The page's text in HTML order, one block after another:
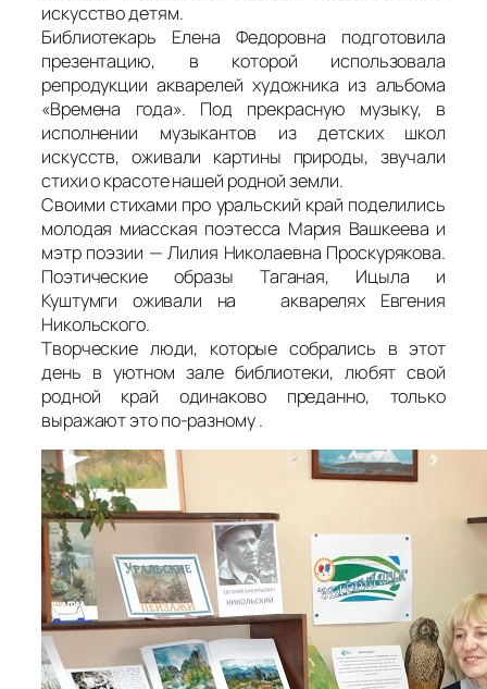
искусство детям.
Библиотекарь Елена Федоровна подготовила
презентацию, в которой использовала
репродукции акварелей художника из альбома
«Времена года». Под прекрасную музыку, в
исполнении музыкантов из детских школ
искусств, оживали картины природы, звучали
стихи о красоте нашей родной земли.
Своими стихами про уральский край поделились
молодая миасская поэтесса Мария Вашкеева и
мэтр поэзии — Лилия Николаевна Проскурякова.
Поэтические образы Таганая, Ицыла и
Куштумги оживали на акварелях Евгения
Никольского.
Творческие люди, которые собрались в этот
день в уютном зале библиотеки, любят свой
родной край одинаково преданно, только
выражают это по-разному .